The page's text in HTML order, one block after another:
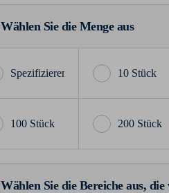
Wählen Sie die Menge aus
10 Stück
100 Stück 200 Stück
Wählen Sie die Bereiche aus,